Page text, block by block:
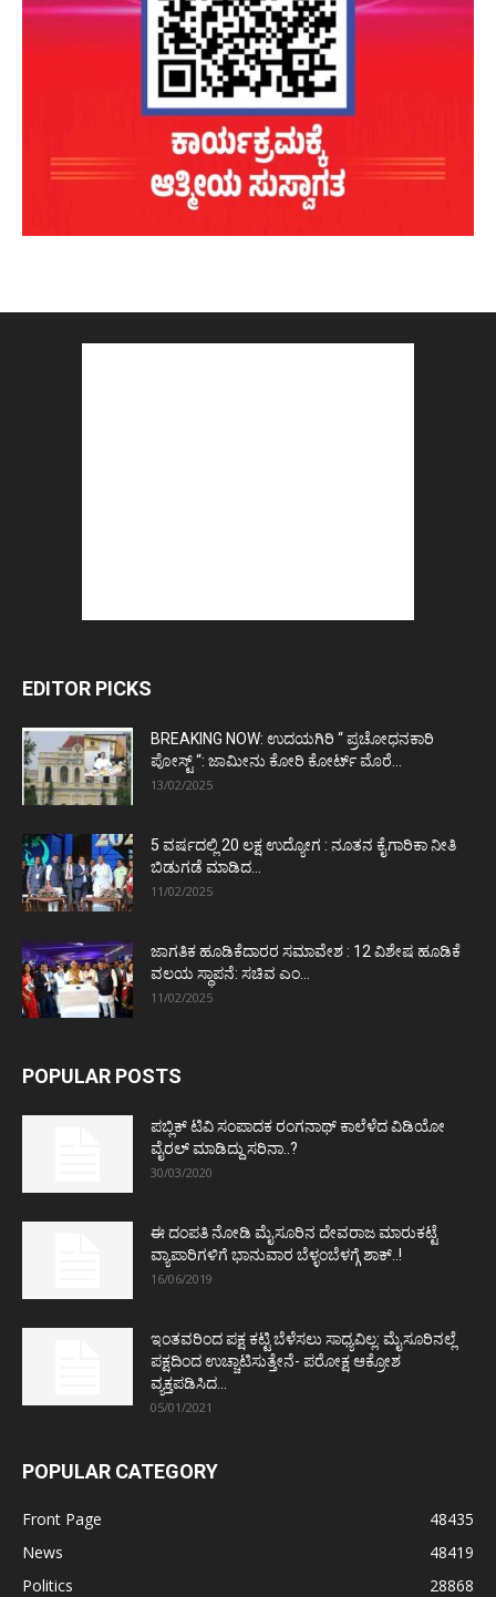
EDITOR PICKS
BREAKING NOW: ಉದಯಗಿರಿ “ ಪ್ರಚೋಧನಕಾರಿ
ಪೋಸ್ಟ್‌ “: ಜಾಮೀನು ಕೋರಿ ಕೋರ್ಟ್‌ ಮೊರೆ...
13/02/2025
5 ವರ್ಷದಲ್ಲಿ 20 ಲಕ್ಷ ಉದ್ಯೋಗ : ನೂತನ ಕೈಗಾರಿಕಾ ನೀತಿ
ಬಿಡುಗಡೆ ಮಾಡಿದ...
11/02/2025
ಜಾಗತಿಕ ಹೂಡಿಕೆದಾರರ ಸಮಾವೇಶ : 12 ವಿಶೇಷ ಹೂಡಿಕೆ
ವಲಯ ಸ್ಥಾಪನೆ: ಸಚಿವ ಎಂ...
11/02/2025
POPULAR POSTS
ಪಬ್ಲಿಕ್ ಟಿವಿ ಸಂಪಾದಕ ರಂಗನಾಥ್ ಕಾಲೆಳೆದ ವಿಡಿಯೋ
ವೈರಲ್ ಮಾಡಿದ್ದು ಸರಿನಾ..?
30/03/2020
ಈ ದಂಪತಿ ನೋಡಿ ಮೈಸೂರಿನ ದೇವರಾಜ ಮಾರುಕಟ್ಟೆ
ವ್ಯಾಪಾರಿಗಳಿಗೆ ಭಾನುವಾರ ಬೆಳ್ಳಂಬೆಳಗ್ಗೆ ಶಾಕ್..!
16/06/2019
ಇಂತವರಿಂದ ಪಕ್ಷ ಕಟ್ಟಿ ಬೆಳೆಸಲು ಸಾಧ್ಯವಿಲ್ಲ: ಮೈಸೂರಿನಲ್ಲೆ
ಪಕ್ಷದಿಂದ ಉಚ್ಚಾಟಿಸುತ್ತೇನೆ- ಪರೋಕ್ಷ ಆಕ್ರೋಶ
ವ್ಯಕ್ತಪಡಿಸಿದ...
05/01/2021
POPULAR CATEGORY
Front Page
48435
News
48419
Politics
28868